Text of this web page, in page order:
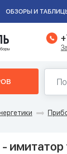
ОБЗОРЫ И